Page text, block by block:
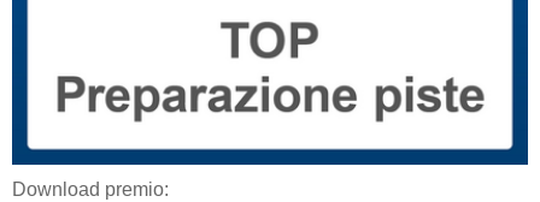
Download premio: